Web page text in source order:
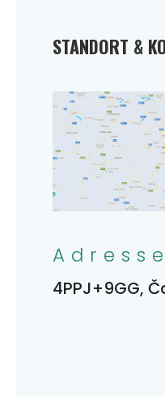
STANDORT &
Adresse
4PPJ+9GG,